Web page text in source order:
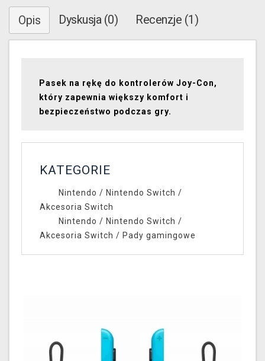
Opis Dyskusja (0) Recenzje (1)
Pasek na rękę do kontrolerów Joy-Con,
który zapewnia większy komfort i
bezpieczeństwo podczas gry.
KATEGORIE
Nintendo / Nintendo Switch /
Akcesoria Switch
Nintendo / Nintendo Switch /
Akcesoria Switch / Pady gamingowe